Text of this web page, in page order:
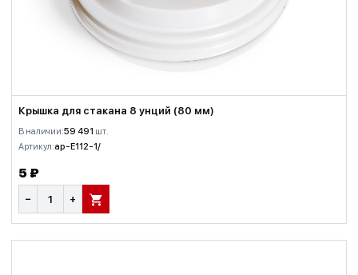
Крышка для стакана 8 унций (80 мм)
В наличии:59 491 шт.
Артикул:ap-E112-1/
5 ₽
− + В КОРЗИНУ